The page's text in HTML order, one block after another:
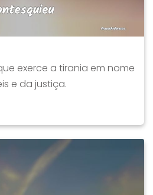
exerce a tirania em nome
e da justiça.